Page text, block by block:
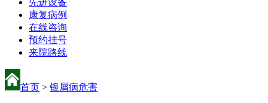
先进设备
康复病例
在线咨询
预约挂号
来院路线
首页 > 银屑病危害